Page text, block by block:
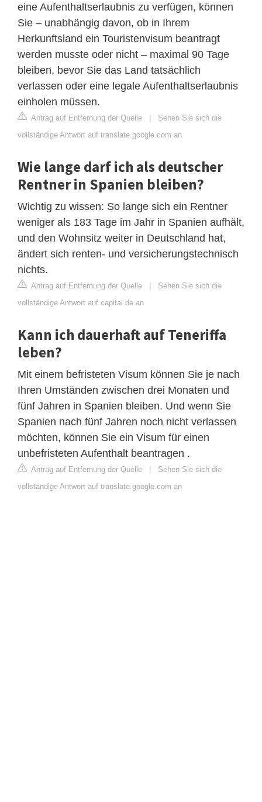
eine Aufenthaltserlaubnis zu verfügen, können
Sie – unabhängig davon, ob in Ihrem
Herkunftsland ein Touristenvisum beantragt
werden musste oder nicht – maximal 90 Tage
bleiben, bevor Sie das Land tatsächlich
verlassen oder eine legale Aufenthaltserlaubnis
einholen müssen.
Antrag auf Entfernung der Quelle | Sehen Sie sich die
vollständige Antwort auf translate.google.com an
Wie lange darf ich als deutscher
Rentner in Spanien bleiben?
Wichtig zu wissen: So lange sich ein Rentner
weniger als 183 Tage im Jahr in Spanien aufhält,
und den Wohnsitz weiter in Deutschland hat,
ändert sich renten- und versicherungstechnisch
nichts.
Antrag auf Entfernung der Quelle | Sehen Sie sich die
vollständige Antwort auf capital.de an
Kann ich dauerhaft auf Teneriffa
leben?
Mit einem befristeten Visum können Sie je nach
Ihren Umständen zwischen drei Monaten und
fünf Jahren in Spanien bleiben. Und wenn Sie
Spanien nach fünf Jahren noch nicht verlassen
möchten, können Sie ein Visum für einen
unbefristeten Aufenthalt beantragen .
Antrag auf Entfernung der Quelle | Sehen Sie sich die
vollständige Antwort auf translate.google.com an